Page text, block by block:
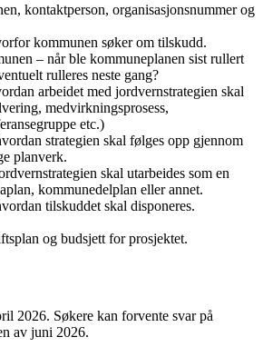
kontaktperson, organisasjonsnummer og
kommunen søker om tilskudd.
– når ble kommuneplanen sist rullert
rulleres neste gang?
arbeidet med jordvernstrategien skal
medvirkningsprosess,
etc.)
strategien skal følges opp gjennom
planverk.
skal utarbeides som en
kommunedelplan eller annet.
tilskuddet skal disponeres.
og budsjett for prosjektet.
2026. Søkere kan forvente svar på
av juni 2026.